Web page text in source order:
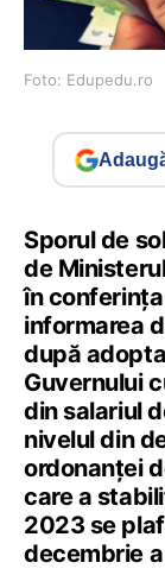
Foto: Edupedu.ro
Sporul de
de
în
informarea
după
Guvernului
din salariul
nivelul din
ordonanței
care a
2023 se
decembrie